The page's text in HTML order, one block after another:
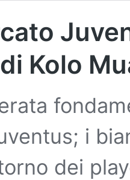
Kolo
i
dei